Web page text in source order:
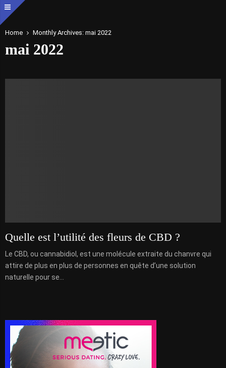
Home Monthly Archives: mai 2022
mai 2022
Quelle est l’utilité des fleurs de CBD ?
Le CBD, ou cannabidiol, est une molécule extraite du chanvre qui
attire de plus en plus de personnes en quête d’une solution
naturelle pour se...